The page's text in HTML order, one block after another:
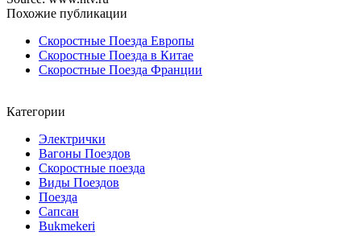
Похожие публикации
Скоростные Поезда Европы
Скоростные Поезда в Китае
Скоростные Поезда Франции
Категории
Электрички
Вагоны Поездов
Скоростные поезда
Виды Поездов
Поезда
Сапсан
Bukmekeri